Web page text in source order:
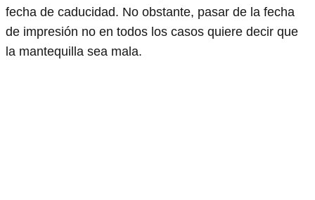
fecha de caducidad. No obstante, pasar de la fecha
de impresión no en todos los casos quiere decir que
la mantequilla sea mala.